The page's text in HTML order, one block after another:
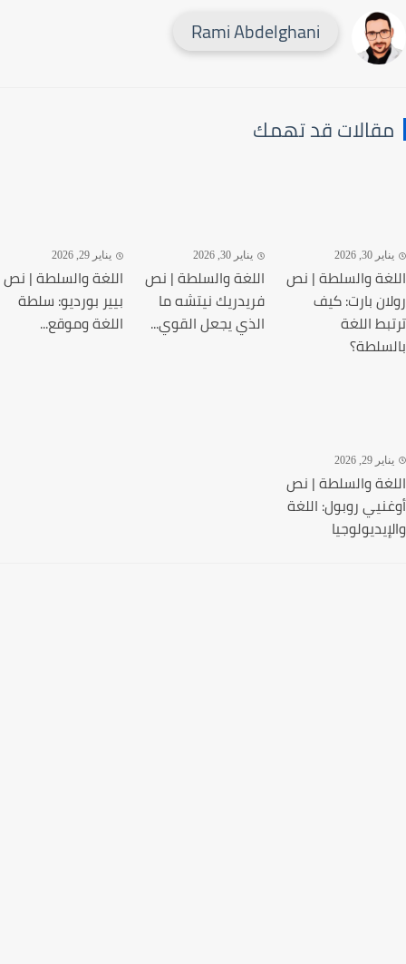
Rami Abdelghani
قد تهمك
30, 2026
والسلطة | نص
بارت: كيف
اللغة
يناير 30, 2026
اللغة والسلطة | نص
فريدريك نيتشه ما
الذي يجعل القوي...
يناير 29, 2026
اللغة والسلطة | نص
بيير بورديو: سلطة
اللغة وموقع...
29, 2026
والسلطة | نص
روبول: اللغة